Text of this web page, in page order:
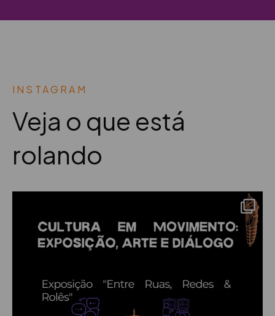
INSTAGRAM
Veja o que está
rolando